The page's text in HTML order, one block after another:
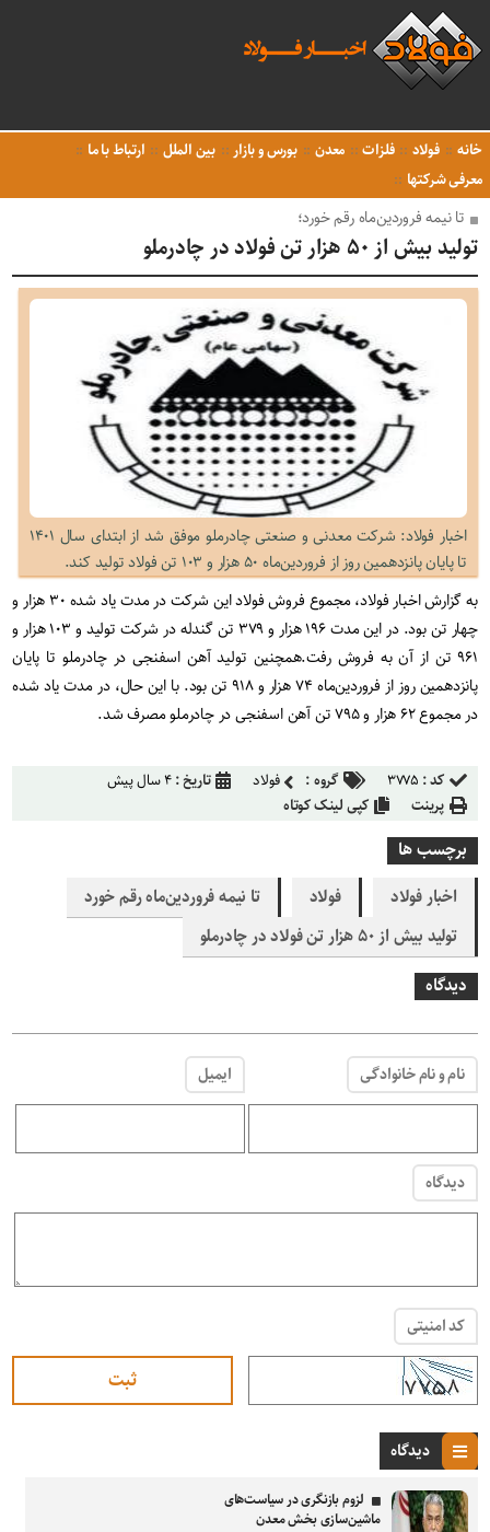
خانه فولاد فلزات معدن بورس و بازار بین الملل
ارتباط با ما
معرفی شرکتها
تا نیمه فروردین‌ماه رقم خورد؛
تولید بیش از ۵۰ هزار تن فولاد در چادرملو
اخبار فولاد: شرکت معدنی و صنعتی چادرملو موفق شد از ابتدای سال ۱۴۰۱
تا پایان پانزدهمین روز از فروردین‌ماه ۵۰ هزار و ۱۰۳ تن فولاد تولید کند.
به گزارش اخبار فولاد، مجموع فروش فولاد این شرکت در مدت یاد شده ۳۰ هزار و
چهار تن بود. در این مدت ۱۹۶ هزار و ۳۷۹ تن گندله در شرکت تولید و ۱۰۳ هزار و
۹۶۱ تن از آن به فروش رفت.همچنین تولید آهن اسفنجی در چادرملو تا پایان
پانزدهمین روز از فروردین‌ماه ۷۴ هزار و ۹۱۸ تن بود. با این حال، در مدت یاد شده
در مجموع ۶۲ هزار و ۷۹۵ تن آهن اسفنجی در چادرملو مصرف شد.
کد : ۳۷۷۵ گروه : فولاد تاریخ :۴ سال پیش
پرینت
کپی لینک کوتاه
برچسب ها
اخبار فولاد
فولاد
تا نیمه فروردین‌ماه رقم خورد
تولید بیش از ۵۰ هزار تن فولاد در چادرملو
دیدگاه
نام و نام خانوادگی ایمیل
دیدگاه
کد امنیتی
دیدگاه
لزوم بازنگری در سیاست‌های
ماشین‌سازی بخش معدن